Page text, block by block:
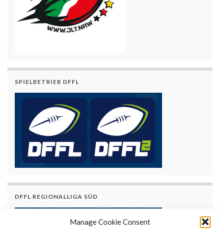
Manage Cookie Consent
SPIELBETRIEB DFFL
DFFL REGIONALLIGA SÜD